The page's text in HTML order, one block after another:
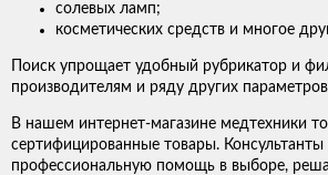
солевых ламп;
косметических средств и многое
Поиск упрощает удобный рубрикатор и
производителям и ряду других
В нашем интернет-магазине медтехники
сертифицированные товары. Консультанты
профессиональную помощь в выборе,